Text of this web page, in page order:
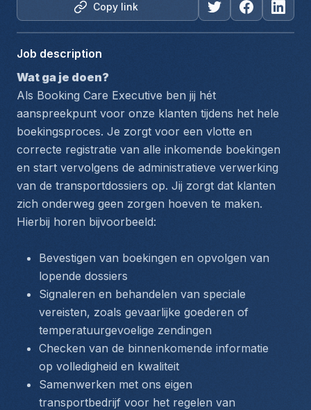
Copy link
Job description
Wat ga je doen?
Als Booking Care Executive ben jij hét
aanspreekpunt voor onze klanten tijdens het hele
boekingsproces. Je zorgt voor een vlotte en
correcte registratie van alle inkomende boekingen
en start vervolgens de administratieve verwerking
van de transportdossiers op. Jij zorgt dat klanten
zich onderweg geen zorgen hoeven te maken.
Hierbij horen bijvoorbeeld:
Bevestigen van boekingen en opvolgen van
lopende dossiers
Signaleren en behandelen van speciale
vereisten, zoals gevaarlijke goederen of
temperatuurgevoelige zendingen
Checken van de binnenkomende informatie
op volledigheid en kwaliteit
Samenwerken met ons eigen
transportbedrijf voor het regelen van